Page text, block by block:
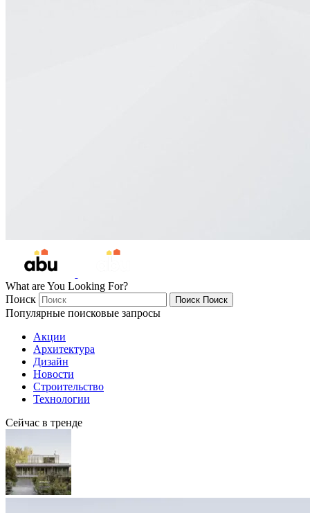
What are You Looking For?
Поиск
Поиск Поиск
Популярные поисковые запросы
Акции
Архитектура
Дизайн
Новости
Строительство
Технологии
Сейчас в тренде